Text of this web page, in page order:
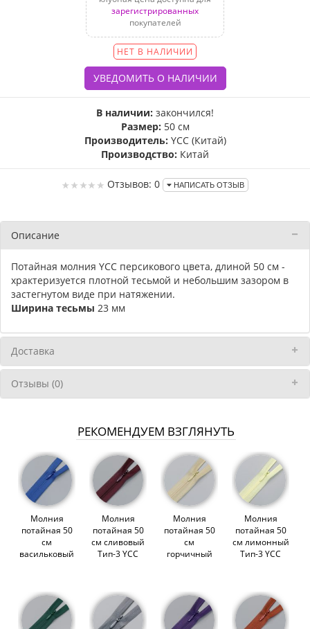
зарегистрированных
покупателей
НЕТ В НАЛИЧИИ
В наличии: закончился!
Размер: 50 см
Производитель: YCC (Китай)
Производство: Китай
Отзывов: 0 НАПИСАТЬ ОТЗЫВ
Описание
Потайная молния YСС персикового цвета, длиной 50 см -
храктеризуется плотной тесьмой и небольшим зазором в
застегнутом виде при натяжении.
Ширина тесьмы 23 мм
Доставка
Отзывы (0)
РЕКОМЕНДУЕМ ВЗГЛЯНУТЬ
Молния
потайная 50
см
васильковый
Молния
потайная 50
см сливовый
Тип-3 YCC
Молния
потайная 50
см
горчичный
Молния
потайная 50
см лимонный
Тип-3 YCC